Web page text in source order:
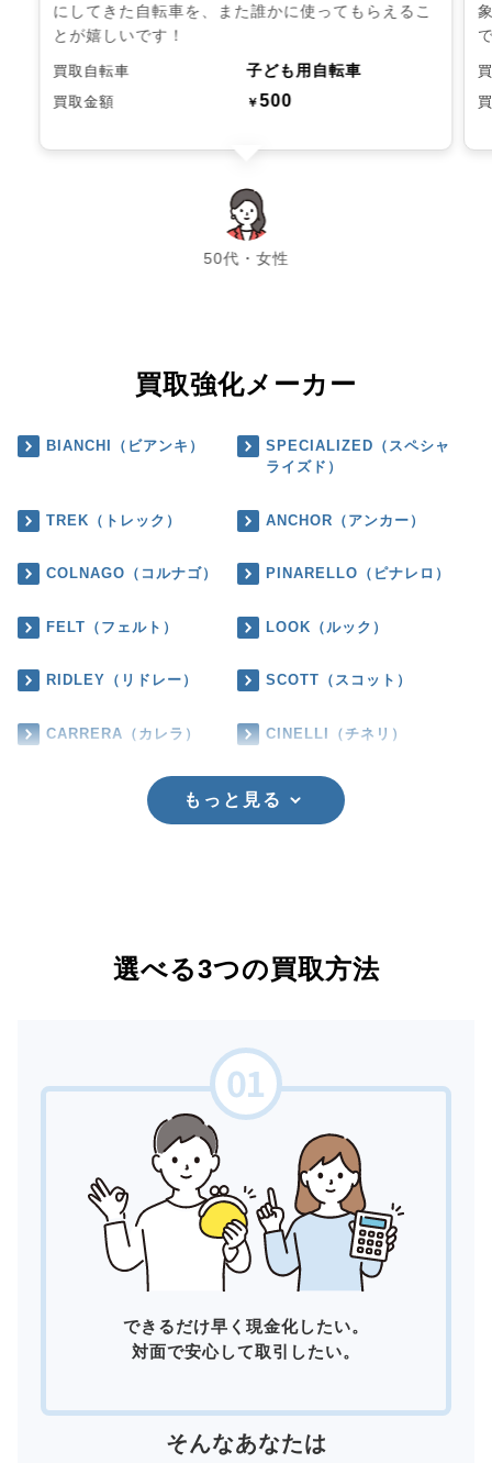
にしてきた自転車を、また誰かに使ってもらえるこ
とが嬉しいです！
買取自転車 子ども用自転車
買取金額 ￥500
50代・女性
chevron_left chevron_right
買取強化メーカー
BIANCHI（ビアンキ）
SPECIALIZED（スペシャ
ライズド）
TREK（トレック） ANCHOR（アンカー）
COLNAGO（コルナゴ） PINARELLO（ピナレロ）
FELT（フェルト） LOOK（ルック）
RIDLEY（リドレー） SCOTT（スコット）
CARRERA（カレラ） CINELLI（チネリ）
もっと見る
選べる3つの買取方法
できるだけ早く現金化したい。
対面で安心して取引したい。
そんなあなたは